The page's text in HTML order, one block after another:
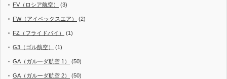
FV（ロシア航空） (3)
FW（アイベックスエア） (2)
FZ（フライドバイ） (1)
G3（ゴル航空） (1)
GA（ガルーダ航空 1） (50)
GA（ガルーダ航空 2） (50)